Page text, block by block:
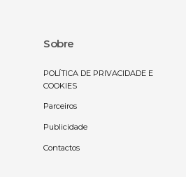
Sobre
POLÍTICA DE PRIVACIDADE E
COOKIES
Parceiros
Publicidade
Contactos